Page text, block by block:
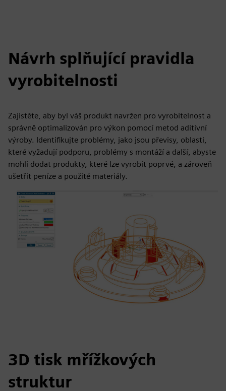
Návrh splňující pravidla
vyrobitelnosti
Zajistěte, aby byl váš produkt navržen pro vyrobitelnost a
správně optimalizován pro výkon pomocí metod aditivní
výroby. Identifikujte problémy, jako jsou převisy, oblasti,
které vyžadují podporu, problémy s montáží a další, abyste
mohli dodat produkty, které lze vyrobit poprvé, a zároveň
ušetřit peníze a použité materiály.
3D tisk mřížkových
struktur